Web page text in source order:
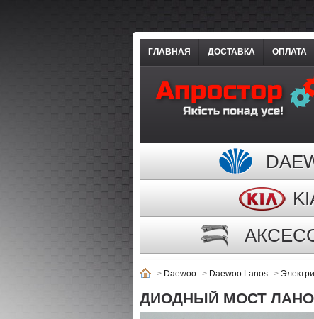
ГЛАВНАЯ ДОСТАВКА ОПЛАТА
> Daewoo > Daewoo Lanos >
ДИОДНЫЙ МОСТ